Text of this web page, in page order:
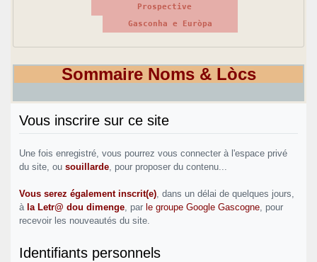
Prospective
Gasconha e Euròpa
Sommaire Noms & Lòcs
Vous inscrire sur ce site
Une fois enregistré, vous pourrez vous connecter à l'espace privé
du site, ou souillarde , pour proposer du contenu...
Vous serez également inscrit(e), dans un délai de quelques jours,
à la Letr@ dou dimenge, par le groupe Google Gascogne, pour
recevoir les nouveautés du site.
Identifiants personnels